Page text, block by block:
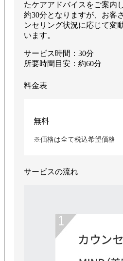
たケアアドバイスをご案内
約30分となりますが、お客
ンセリング状況に応じて変
います。
サービス時間：30分
所要時間目安：約60分
料金表
無料
※価格は全て税込希望価格
サービスの流れ